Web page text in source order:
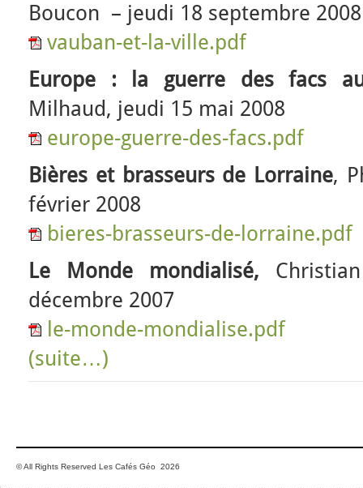
Boucon – jeudi 18 septembre 2008
vauban-et-la-ville.pdf
Europe : la guerre des facs
Milhaud, jeudi 15 mai 2008
europe-guerre-des-facs.pdf
Bières et brasseurs de Lorraine,
février 2008
bieres-brasseurs-de-lorraine.pdf
Le Monde mondialisé,
décembre 2007
le-monde-mondialise.pdf
(suite…)
© All Rights Reserved Les Cafés Géo 2026